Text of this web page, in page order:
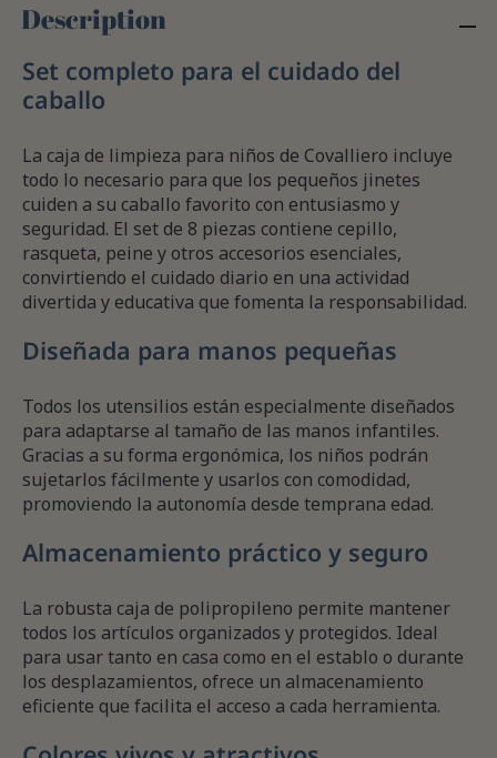
Description
Set completo para el cuidado del
caballo
La caja de limpieza para niños de Covalliero incluye
todo lo necesario para que los pequeños jinetes
cuiden a su caballo favorito con entusiasmo y
seguridad. El set de 8 piezas contiene cepillo,
rasqueta, peine y otros accesorios esenciales,
convirtiendo el cuidado diario en una actividad
divertida y educativa que fomenta la responsabilidad.
Diseñada para manos pequeñas
Todos los utensilios están especialmente diseñados
para adaptarse al tamaño de las manos infantiles.
Gracias a su forma ergonómica, los niños podrán
sujetarlos fácilmente y usarlos con comodidad,
promoviendo la autonomía desde temprana edad.
Almacenamiento práctico y seguro
La robusta caja de polipropileno permite mantener
todos los artículos organizados y protegidos. Ideal
para usar tanto en casa como en el establo o durante
los desplazamientos, ofrece un almacenamiento
eficiente que facilita el acceso a cada herramienta.